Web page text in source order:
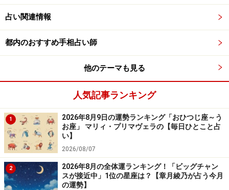
かに座／蟹座（6月22日～7月22日生まれ）
進むと次が見えてきます
＞【詳しく見る】全体運、社交運、恋愛運などの詳細は
こちら
占い関連情報
都内のおすすめ手相占い師
他のテーマも見る
人気記事ランキング
1
2026年8月9日の運勢ランキング「おひつじ座～う
お座」 マリィ・プリマヴェラの【毎日ひとこと占
い】
2026/08/07
2
2026年8月の全体運ランキング！「ビッグチャン
スが接近中」1位の星座は？【章月綾乃が占う今月
の運勢】